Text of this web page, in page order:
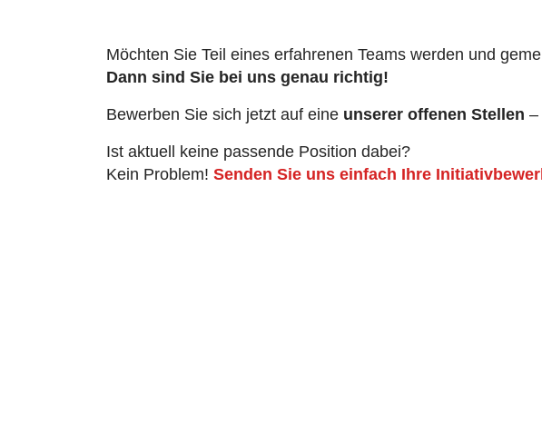
Möchten Sie Teil eines erfahrenen Teams werden und
Dann sind Sie bei uns genau richtig!
Bewerben Sie sich jetzt auf eine unserer offenen Stellen –
Ist aktuell keine passende Position dabei?
Kein Problem! Senden Sie uns einfach Ihre